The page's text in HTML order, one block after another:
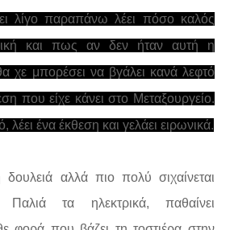
λίγο παραπάνω λέει πόσο καλός
και πως αν δεν ήταν αυτή η
χε μπορέσει να βγάλει κανά λεφτό
που είχε κάνει στο Μεταξουργείο.
λέει ένα έκθεση και γελάει ειρωνικά.
δουλειά αλλά πιο πολύ σιχαίνεται
τα ηλεκτρικά, παθαίνει